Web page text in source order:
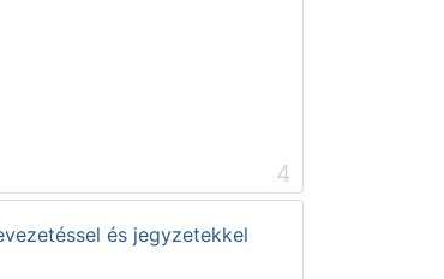
4
és jegyzetekkel